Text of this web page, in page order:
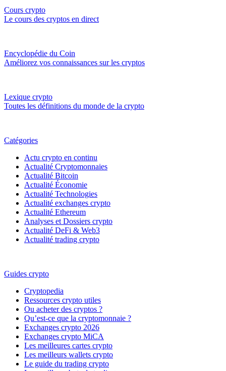
Cours crypto
Le cours des cryptos en direct
Encyclopédie du Coin
Améliorez vos connaissances sur les cryptos
Lexique crypto
Toutes les définitions du monde de la crypto
Catégories
Actu crypto en continu
Actualité Cryptomonnaies
Actualité Bitcoin
Actualité Économie
Actualité Technologies
Actualité exchanges crypto
Actualité Ethereum
Analyses et Dossiers crypto
Actualité DeFi & Web3
Actualité trading crypto
Guides crypto
Cryptopedia
Ressources crypto utiles
Ou acheter des cryptos ?
Qu’est-ce que la cryptomonnaie ?
Exchanges crypto 2026
Exchanges crypto MiCA
Les meilleures cartes crypto
Les meilleurs wallets crypto
Le guide du trading crypto